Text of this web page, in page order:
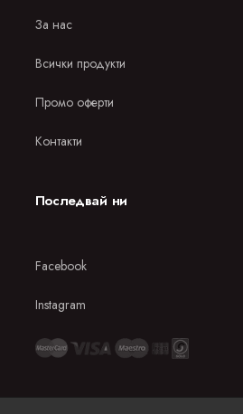
За нас
Всички продукти
Промо оферти
Контакти
Последвай ни
Facebook
Instagram